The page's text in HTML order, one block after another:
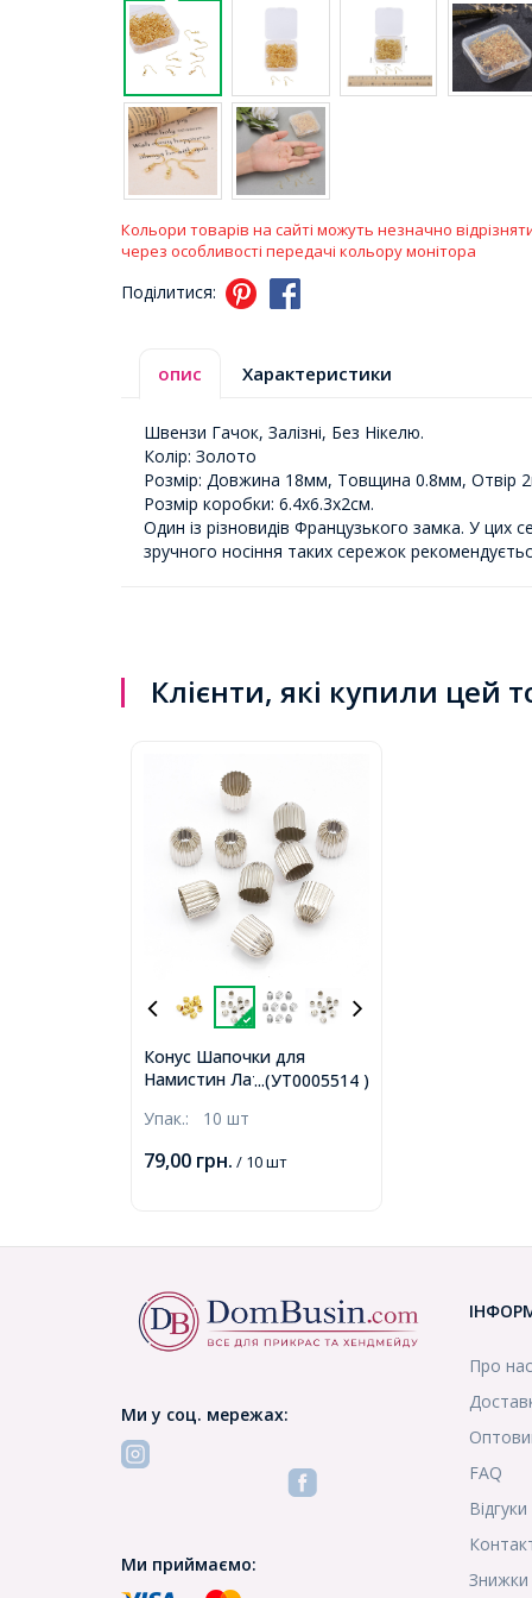
Кольори товарів на сайті можуть незначно
через особливості передачі кольору монітора
Поділитися:
опис Характеристики
Швензи Гачок, Залізні, Без Нікелю.
Колір: Золото
Розмір: Довжина 18мм, Товщина 0.8мм, Отвір
Розмір коробки: 6.4х6.3х2см.
Один із різновидів Французького замка. У цих
зручного носіння таких сережок
Клієнти, які купили цей
...(УТ0005514 )
Конус Шапочки для
Намистин Латунь,
3мм, (УТ0005514)
Упак.: 10 шт
79,00 грн. / 10 шт
Ми у соц. мережах:
Ми приймаємо:
Про нас
FAQ
Відгуки
Знижки